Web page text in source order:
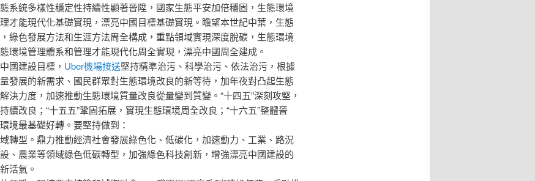
系統多樣性穩定性持續性顯著晉陞，國家生態平安加倍穩固，生態環境
才能現代化基礎實現，漂亮中國目標基礎實現。瞻望本世紀中葉，生態
綠色發展方法和生涯方法周全構成，重點領域實現深度脫碳，生態環境
環境管理體系和管理才能現代化周全實現，漂亮中國周全建成。
國建設目標， Uber機場接送堅持精準治污、科學治污、依法治污，根據
發展的新需求、國民群眾對生態環境改良的新等待，加年夜對凸起生態
決力度，加速推動生態環境質量改良從量變到質變。“十四五”深刻攻堅，
續改良；“十五五”鞏固拓展，實現生態環境周全改良；“十六五”整體晉
境最基礎好轉。要堅持做到：
型。鼎力推動經濟社會發展綠色化、低碳化，加速動力、工業、路況
、農業等領域綠色低碳轉型，加強綠色科技創新，增強漂亮中國建設的
活氣。